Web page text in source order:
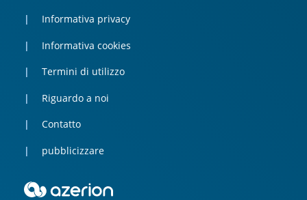
Informativa privacy
Informativa cookies
Termini di utilizzo
Riguardo a noi
Contatto
pubblicizzare